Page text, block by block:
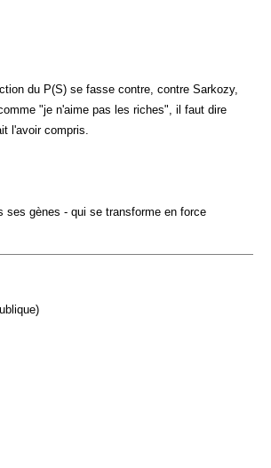
du P(S) se fasse contre, contre Sarkozy,
"je n'aime pas les riches", il faut dire
l'avoir compris.
ses gènes - qui se transforme en force